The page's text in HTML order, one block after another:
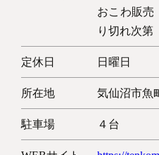
おこわ販
り切れ次第
定休日 日曜日
所在地 気仙沼市魚
駐車場 ４台